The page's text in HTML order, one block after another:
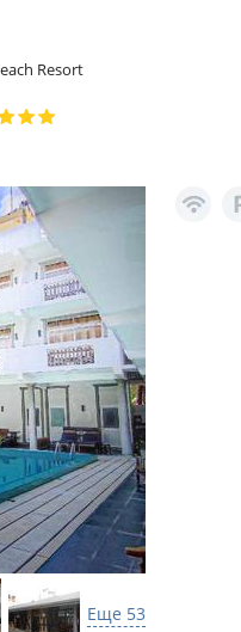
Resort
Еще 53